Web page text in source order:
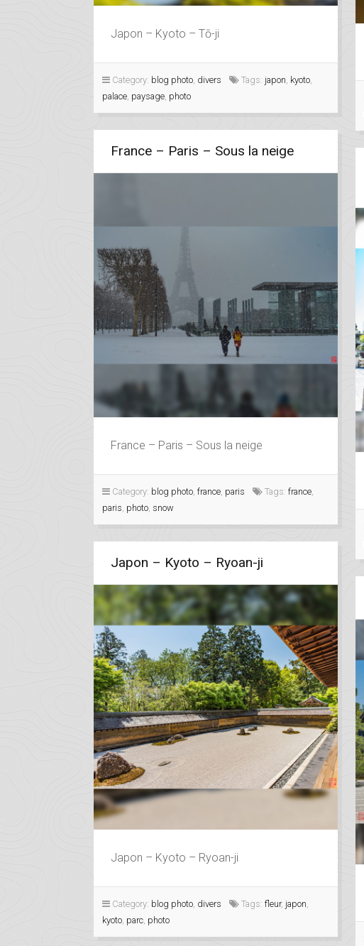
Japon – Kyoto – Tō-ji
Category: blog photo, divers Tags: japon, kyoto,
palace, paysage, photo
France – Paris – Sous la neige
France – Paris – Sous la neige
Category: blog photo, france, paris Tags: france,
paris, photo, snow
Japon – Kyoto – Ryoan-ji
Japon – Kyoto – Ryoan-ji
Category: blog photo divers Tags: fleur, japon
kyoto parc photo